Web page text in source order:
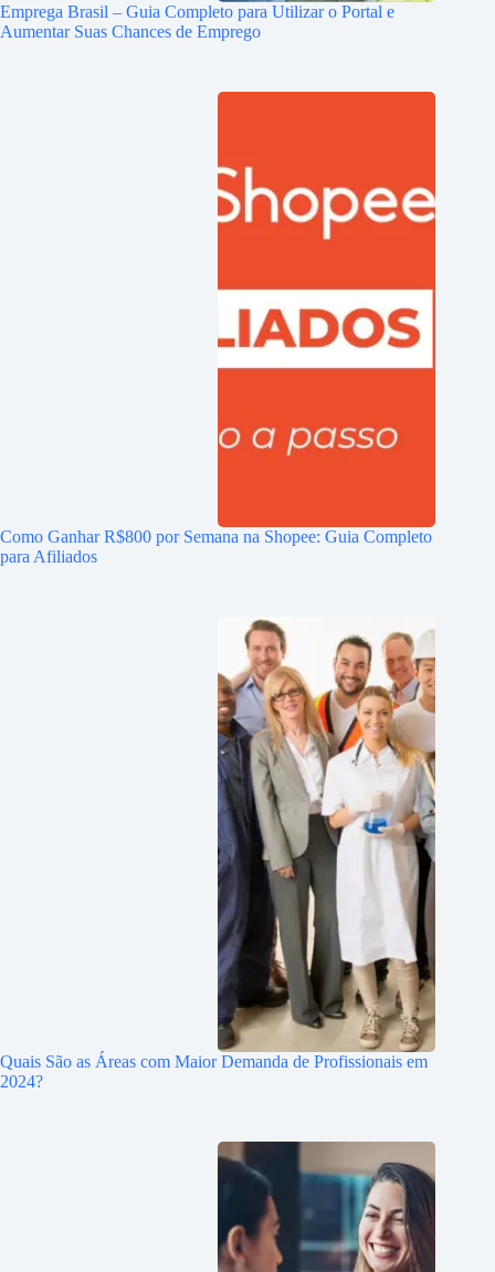
Emprega Brasil – Guia Completo para Utilizar o Portal e
Aumentar Suas Chances de Emprego
Como Ganhar R$800 por Semana na Shopee: Guia Completo
para Afiliados
Quais São as Áreas com Maior Demanda de Profissionais em
2024?